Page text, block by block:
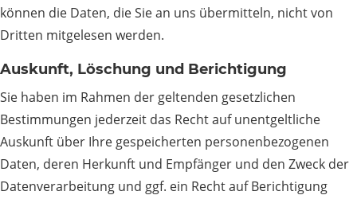
können die Daten, die Sie an uns übermitteln, nicht von
Dritten mitgelesen werden.
Auskunft, Löschung und Berichtigung
Sie haben im Rahmen der geltenden gesetzlichen
Bestimmungen jederzeit das Recht auf unentgeltliche
Auskunft über Ihre gespeicherten personenbezogenen
Daten, deren Herkunft und Empfänger und den Zweck der
Datenverarbeitung und ggf. ein Recht auf Berichtigung